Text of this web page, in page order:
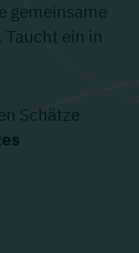
gemeinsame
ein in
Schätze